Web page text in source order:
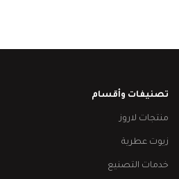
تصنيفات وأقسام
منتجات لاروز
زيوت عطرية
خدمات التصنيع